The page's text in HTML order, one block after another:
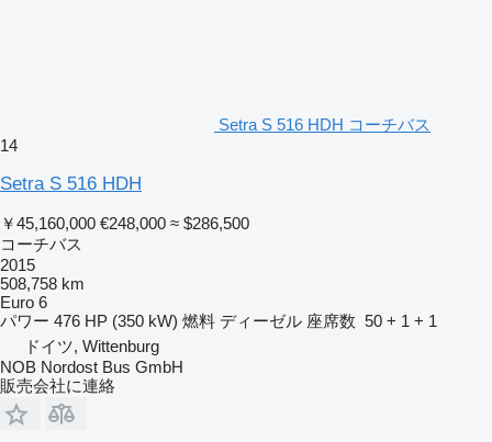
Setra S 516 HDH コーチバス
14
Setra S 516 HDH
￥45,160,000 €248,000 ≈ $286,500
コーチバス
2015
508,758 km
Euro 6
パワー 476 HP (350 kW) 燃料 ディーゼル 座席数 50 + 1 + 1
ドイツ, Wittenburg
NOB Nordost Bus GmbH
販売会社に連絡